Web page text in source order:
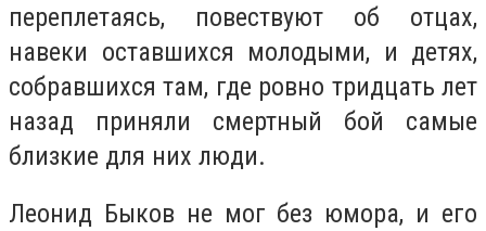
переплетаясь, повествуют об отцах,
навеки оставшихся молодыми, и детях,
собравшихся там, где ровно тридцать лет
назад приняли смертный бой самые
близкие для них люди.
Леонид Быков не мог без юмора, и его